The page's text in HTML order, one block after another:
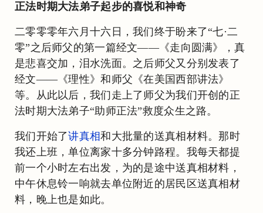
正法时期大法弟子起步的喜悦和神奇
二零零零年六月十六日，我们终于盼来了“七·二
零”之后师父的第一篇经文——《走向圆满》，真
是悲喜交加，泪水洗面。之后师父又分别发表了
经文——《理性》和师父《在美国西部讲法》
等。从此以后，我们走上了师父为我们开创的正
法时期大法弟子“助师正法”救度众生之路。
我们开始了讲真相和大批量的送真相材料。那时
我还上班，单位离家十多分钟路程。我每天都提
前一个小时左右出发，为的是途中送真相材料，
中午休息铃一响就去单位附近的居民区送真相材
料，晚上也是如此。